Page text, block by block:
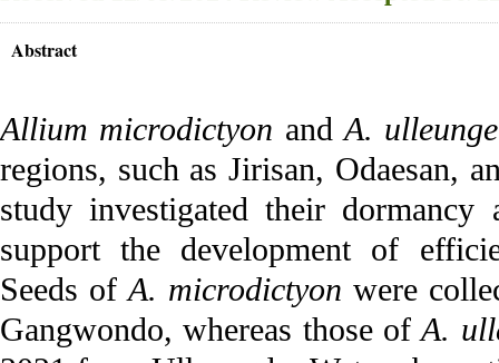
Abstract
Allium microdictyon and A.
regions, such as Jirisan, Odaesan,
study investigated their dormancy
support the development of
Seeds of A. microdictyon were
Gangwondo, whereas those ofA.